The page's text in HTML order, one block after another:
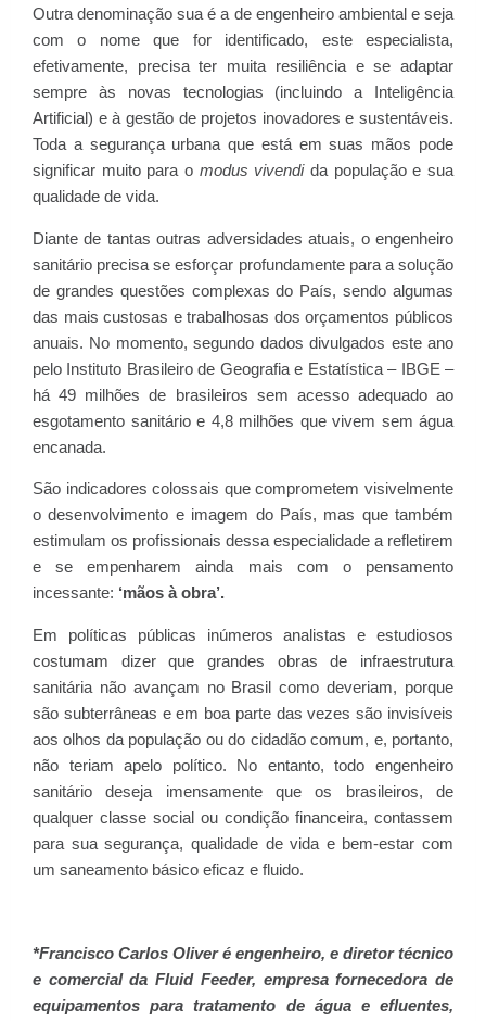
Outra denominação sua é a de engenheiro ambiental e seja
com o nome que for identificado, este especialista,
efetivamente, precisa ter muita resiliência e se adaptar
sempre às novas tecnologias (incluindo a Inteligência
Artificial) e à gestão de projetos inovadores e sustentáveis.
Toda a segurança urbana que está em suas mãos pode
significar muito para o modus vivendida população e sua
qualidade de vida.
Diante de tantas outras adversidades atuais, o engenheiro
sanitário precisa se esforçar profundamente para a solução
de grandes questões complexas do País, sendo algumas
das mais custosas e trabalhosas dos orçamentos públicos
anuais. No momento, segundo dados divulgados este ano
pelo Instituto Brasileiro de Geografia e Estatística – IBGE –
há 49 milhões de brasileiros sem acesso adequado ao
esgotamento sanitário e 4,8 milhões que vivem sem água
encanada.
São indicadores colossais que comprometem visivelmente
o desenvolvimento e imagem do País, mas que também
estimulam os profissionais dessa especialidade a refletirem
e se empenharem ainda mais com o pensamento
incessante: ‘mãos à obra’.
Em políticas públicas inúmeros analistas e estudiosos
costumam dizer que grandes obras de infraestrutura
sanitária não avançam no Brasil como deveriam, porque
são subterrâneas e em boa parte das vezes são invisíveis
aos olhos da população ou do cidadão comum, e, portanto,
não teriam apelo político. No entanto, todo engenheiro
sanitário deseja imensamente que os brasileiros, de
qualquer classe social ou condição financeira, contassem
para sua segurança, qualidade de vida e bem-estar com
um saneamento básico eficaz e fluido.
*Francisco Carlos Oliver é engenheiro, e diretor técnico
e comercial da Fluid Feeder, empresa fornecedora de
equipamentos para tratamento de água e efluentes,